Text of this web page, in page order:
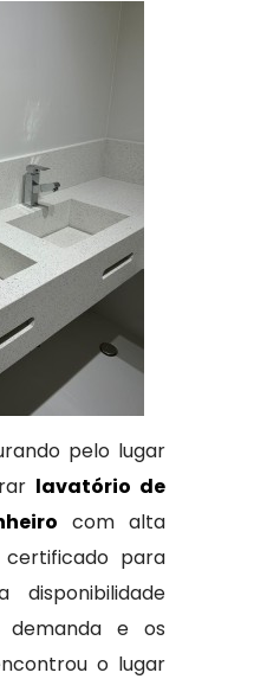
pelo lugar
lavatório de
com alta
certificado para
disponibilidade
e os
o lugar